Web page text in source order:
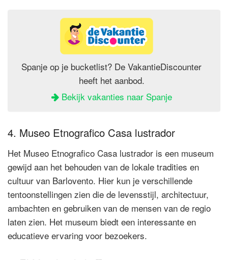
Spanje op je bucketlist? De VakantieDiscounter
heeft het aanbod.
Bekijk vakanties naar Spanje
4. Museo Etnografico Casa lustrador
Het Museo Etnografico Casa lustrador is een museum
gewijd aan het behouden van de lokale tradities en
cultuur van Barlovento. Hier kun je verschillende
tentoonstellingen zien die de levensstijl, architectuur,
ambachten en gebruiken van de mensen van de regio
laten zien. Het museum biedt een interessante en
educatieve ervaring voor bezoekers.